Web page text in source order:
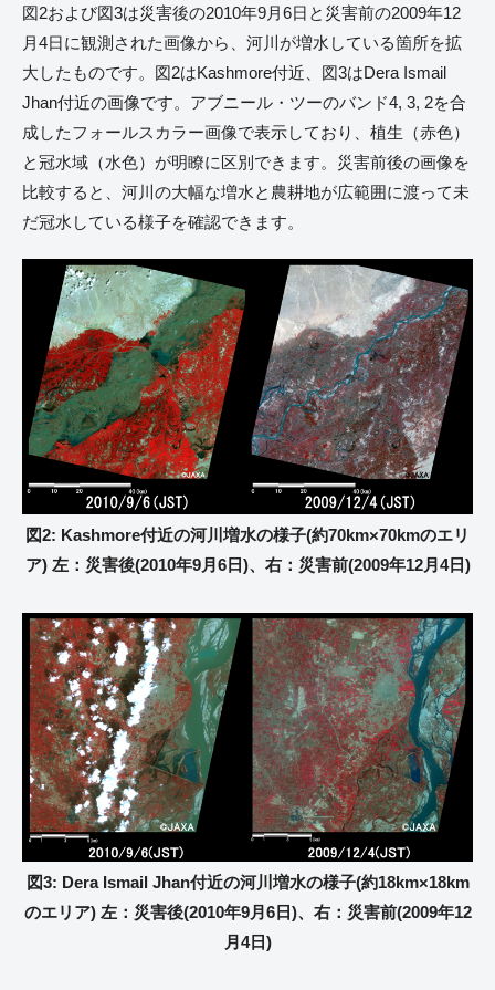
図2および図3は災害後の2010年9月6日と災害前の2009年12
月4日に観測された画像から、河川が増水している箇所を拡
大したものです。図2はKashmore付近、図3はDera Ismail
Jhan付近の画像です。アブニール・ツーのバンド4, 3, 2を合
成したフォールスカラー画像で表示しており、植生（赤色）
と冠水域（水色）が明瞭に区別できます。災害前後の画像を
比較すると、河川の大幅な増水と農耕地が広範囲に渡って未
だ冠水している様子を確認できます。
図2: Kashmore付近の河川増水の様子(約70km×70kmのエリ
ア) 左：災害後(2010年9月6日)、右：災害前(2009年12月4日)
図3: Dera Ismail Jhan付近の河川増水の様子(約18km×18km
のエリア) 左：災害後(2010年9月6日)、右：災害前(2009年12
月4日)